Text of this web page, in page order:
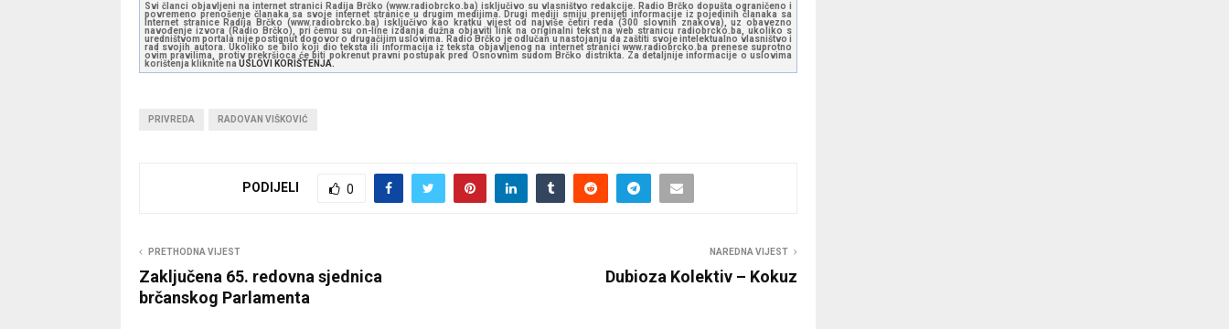
Svi članci objavljeni na internet stranici Radija Brčko (www.radiobrcko.ba) isključivo su vlasništvo redakcije. Radio Brčko dopušta ograničeno i
povremeno prenošenje članaka sa svoje internet stranice u drugim medijima. Drugi mediji smiju prenijeti informacije iz pojedinih članaka sa
Internet stranice Radija Brčko (www.radiobrcko.ba) isključivo kao kratku vijest od najviše četiri reda (300 slovnih znakova), uz obavezno
navođenje izvora (Radio Brčko), pri čemu su on-line izdanja dužna objaviti link na originalni tekst na web stranicu radiobrcko.ba, ukoliko s
uredništvom portala nije postignut dogovor o drugačijim uslovima. Radio Brčko je odlučan u nastojanju da zaštiti svoje intelektualno vlasništvo i
rad svojih autora. Ukoliko se bilo koji dio teksta ili informacija iz teksta objavljenog na internet stranici www.radiobrcko.ba prenese suprotno
ovim pravilima, protiv prekršioca će biti pokrenut pravni postupak pred Osnovnim sudom Brčko distrikta. Za detaljnije informacije o uslovima
korištenja kliknite na USLOVI KORIŠTENJA.
PRIVREDA RADOVAN VIŠKOVIĆ
PODIJELI 0
PRETHODNA VIJEST
Zaključena 65. redovna sjednica
brčanskog Parlamenta
NAREDNA VIJEST
Dubioza Kolektiv – Kokuz